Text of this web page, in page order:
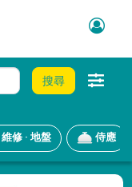
搜尋
維修 · 地盤 侍應